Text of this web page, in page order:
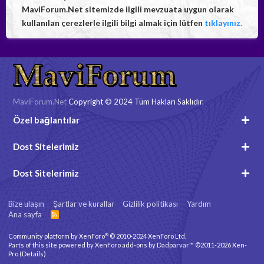
MaviForum.Net sitemizde ilgili mevzuata uygun olarak
kullanılan çerezlerle ilgili bilgi almak için lütfen tıklayınız.
MaviForum.NetCopyright © 2024 Tüm Hakları Saklıdır.
Özel bağlantılar
Dost Sitelerimiz
Dost Sitelerimiz
Bize ulaşın Şartlar ve kurallar Gizlilik politikası
Yardım
Ana sayfa
R
Community platform by XenForo® © 2010-2024 XenForo Ltd.
Parts of this site powered byXenForo add-ons by Dadparvar™ ©2011-2026Xen-
Pro (Details)